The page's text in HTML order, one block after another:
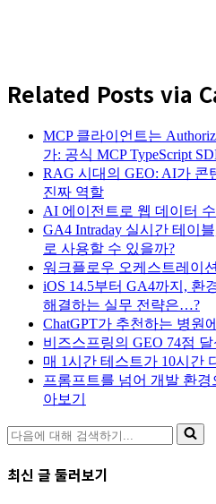
Related Posts via
MCP 클라이언트는
가: 공식 MCP TypeScript
RAG 시대의 GEO: AI가 콘
진짜 역할
AI 에이전트로 웹 데이터
GA4 Intraday 실시간 테이
로 사용할 수 있을까?
워크플로우 오케스트레이
iOS 14.5부터 GA4까지, 환
해결하는 실무 전략은…?
ChatGPT가 추천하는 병원
비즈스프링의 GEO 74점
매 1시간 테스트가 10시간
프롬프트를 넘어 개발 환
아보기
다
음
에
대
최신 글 둘러보기